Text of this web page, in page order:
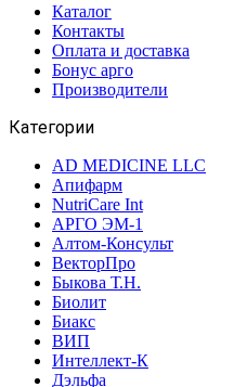
Каталог
Контакты
Оплата и доставка
Бонус арго
Производители
Категории
AD MEDICINE LLC
Апифарм
NutriCare Int
АРГО ЭМ-1
Алтом-Консульт
ВекторПро
Быкова Т.Н.
Биолит
Биакс
ВИП
Интеллект-К
Дэльфа